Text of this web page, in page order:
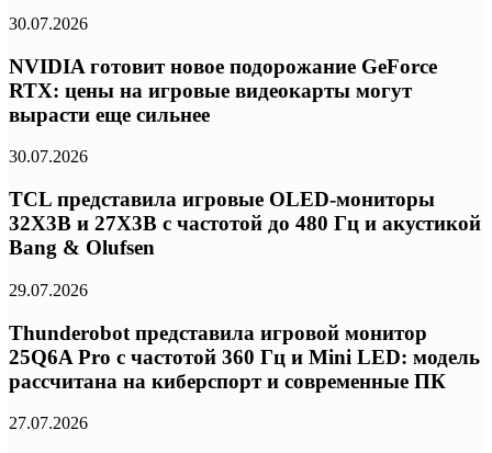
30.07.2026
NVIDIA готовит новое подорожание GeForce
RTX: цены на игровые видеокарты могут
вырасти еще сильнее
30.07.2026
TCL представила игровые OLED-мониторы
32X3B и 27X3B с частотой до 480 Гц и акустикой
Bang & Olufsen
29.07.2026
Thunderobot представила игровой монитор
25Q6A Pro с частотой 360 Гц и Mini LED: модель
рассчитана на киберспорт и современные ПК
27.07.2026